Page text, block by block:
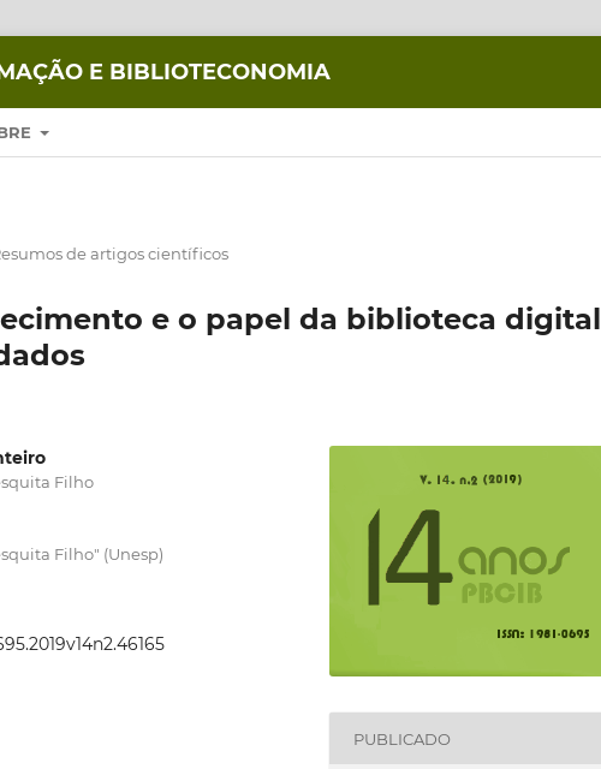
E BIBLIOTECONOMIA
de artigos científicos
e o papel da biblioteca digital
Filho
Filho" (Unesp)
PUBLICADO